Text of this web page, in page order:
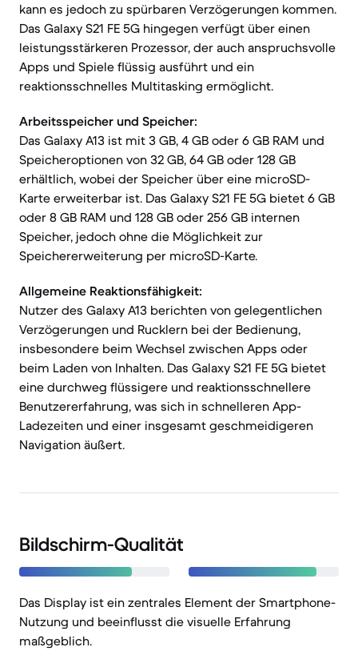
kann es jedoch zu spürbaren Verzögerungen kommen.
Das Galaxy S21 FE 5G hingegen verfügt über einen
leistungsstärkeren Prozessor, der auch anspruchsvolle
Apps und Spiele flüssig ausführt und ein
reaktionsschnelles Multitasking ermöglicht.
Arbeitsspeicher und Speicher:
Das Galaxy A13 ist mit 3 GB, 4 GB oder 6 GB RAM und
Speicheroptionen von 32 GB, 64 GB oder 128 GB
erhältlich, wobei der Speicher über eine microSD-
Karte erweiterbar ist. Das Galaxy S21 FE 5G bietet 6 GB
oder 8 GB RAM und 128 GB oder 256 GB internen
Speicher, jedoch ohne die Möglichkeit zur
Speichererweiterung per microSD-Karte.
Allgemeine Reaktionsfähigkeit:
Nutzer des Galaxy A13 berichten von gelegentlichen
Verzögerungen und Rucklern bei der Bedienung,
insbesondere beim Wechsel zwischen Apps oder
beim Laden von Inhalten. Das Galaxy S21 FE 5G bietet
eine durchweg flüssigere und reaktionsschnellere
Benutzererfahrung, was sich in schnelleren App-
Ladezeiten und einer insgesamt geschmeidigeren
Navigation äußert.
Bildschirm-Qualität
Das Display ist ein zentrales Element der Smartphone-
Nutzung und beeinflusst die visuelle Erfahrung
maßgeblich.